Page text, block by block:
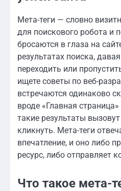
Мета-теги — словно
для поискового робота и
бросаются в глаза на
результатах поиска,
переходить или
ищете советы по веб-
встречаются одинаково
вроде «Главная
такие результаты
кликнуть. Мета-теги
впечатление, и оно либо
ресурс, либо отправляет
Что такое мета-